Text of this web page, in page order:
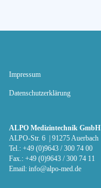
Impressum
Datenschutz­erklärung
ALPO Medizintechnik GmbH
ALPO-Str. 6 | 91275 Auerbach
Tel.: +49 (0)9643 / 300 74 00
Fax.: +49 (0)9643 / 300 74 11
Email: info@alpo-med.de